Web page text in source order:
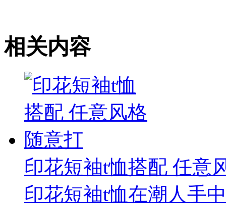
相关内容
印花短袖t恤搭配 任意
印花短袖t恤在潮人手